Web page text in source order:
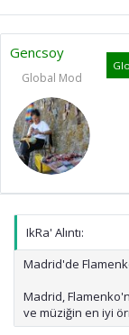
Gencsoy
Global Mod
IkRa' Alıntı:
Madrid'de
Madrid,
ve müziğin en iyi